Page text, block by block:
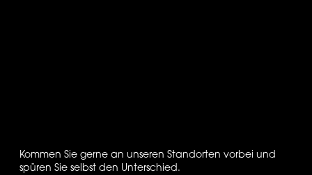
Kommen Sie gerne an unseren Standorten vorbei und
spüren Sie selbst den Unterschied.